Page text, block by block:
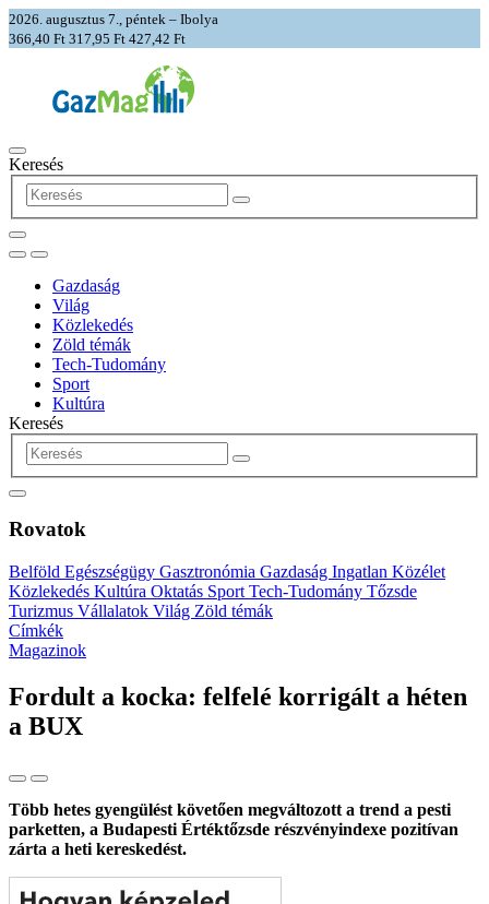
2026. augusztus 7., péntek – Ibolya
366,40 Ft 317,95 Ft 427,42 Ft
Keresés
Gazdaság
Világ
Közlekedés
Zöld témák
Tech-Tudomány
Sport
Kultúra
Keresés
Rovatok
Belföld Egészségügy Gasztronómia Gazdaság Ingatlan Közélet
Közlekedés Kultúra Oktatás Sport Tech-Tudomány Tőzsde
Turizmus Vállalatok Világ Zöld témák
Címkék
Magazinok
Fordult a kocka: felfelé korrigált a héten
a BUX
Több hetes gyengülést követően megváltozott a trend a pesti
parketten, a Budapesti Értéktőzsde részvényindexe pozitívan
zárta a heti kereskedést.